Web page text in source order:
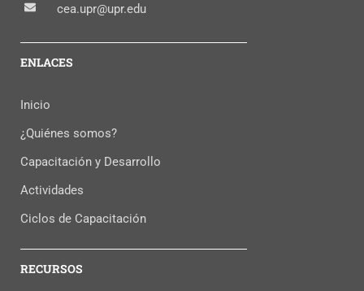
cea.upr@upr.edu
ENLACES
Inicio
¿Quiénes somos?
Capacitación y Desarrollo
Actividades
Ciclos de Capacitación
RECURSOS